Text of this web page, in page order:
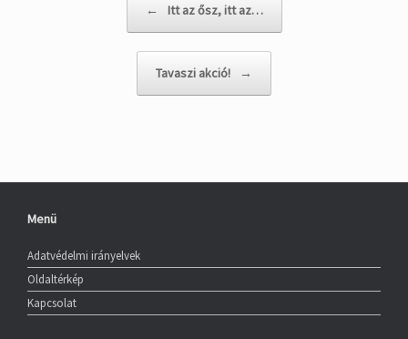
← Itt az ősz, itt az…
Tavaszi akció! →
Menü
Adatvédelmi irányelvek
Oldaltérkép
Kapcsolat